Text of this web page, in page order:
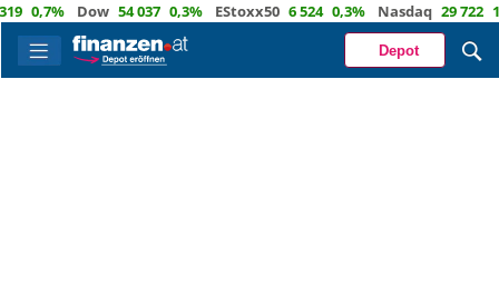
0,7% Dow 54 037 0,3% EStoxx50 6 524 0,3% Nasdaq 29 722 1,2%
Depot